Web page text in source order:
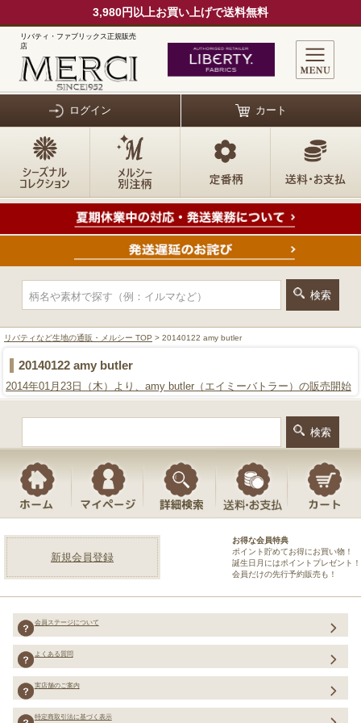
3,980円以上お買い上げで送料無料
リバティ・ファブリックス正規販売
店
ログイン カート
リバティなど生地の通販・メルシー TOP > 20140122 amy butler
20140122 amy butler
2014年01月23日（木）より、amy butler（エイミーバトラー）の販売開始
新規会員登録
お得な会員特典
ポイント貯めてお得にお買い物！
誕生日月にはポイントプレゼント！
会員だけの先行予約販売も！
会員ステージについて
よくある質問
実店舗のご案内
特定商取引法に基づく表示